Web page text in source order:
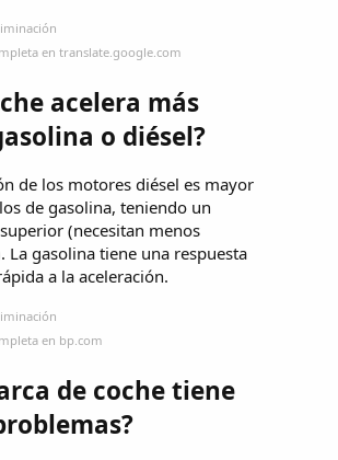
en translate.google.com
acelera más
o diésel?
de los motores diésel es mayor
de gasolina, teniendo un
(necesitan menos
La gasolina tiene una respuesta
a la aceleración.
en bp.com
de coche tiene